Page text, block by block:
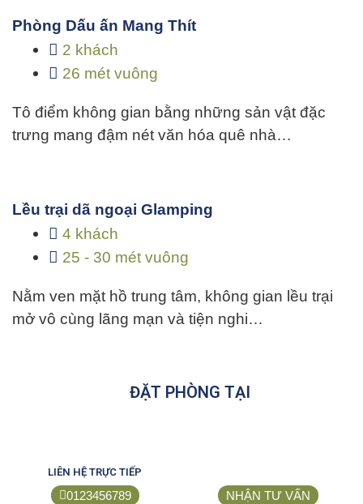
Phòng Dấu ấn Mang Thít
2 khách
26 mét vuông
Tô điểm không gian bằng những sản vật đặc
trưng mang đậm nét văn hóa quê nhà…
Lều trại dã ngoại Glamping
4 khách
25 - 30 mét vuông
Nằm ven mặt hồ trung tâm, không gian lều trại
mở vô cùng lãng mạn và tiện nghi…
ĐẶT PHÒNG TẠI
LIÊN HỆ TRỰC TIẾP
0123456789 NHẬN TƯ VẤN